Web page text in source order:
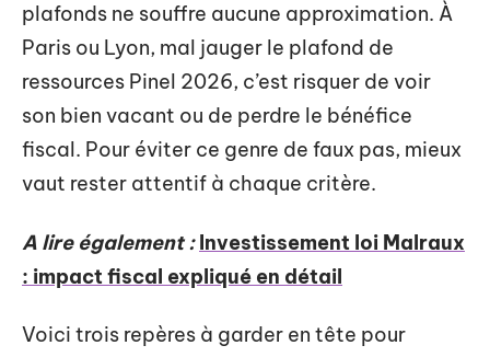
plafonds ne souffre aucune approximation. À
Paris ou Lyon, mal jauger le plafond de
ressources Pinel 2026, c’est risquer de voir
son bien vacant ou de perdre le bénéfice
fiscal. Pour éviter ce genre de faux pas, mieux
vaut rester attentif à chaque critère.
A lire également : Investissement loi Malraux
: impact fiscal expliqué en détail
Voici trois repères à garder en tête pour